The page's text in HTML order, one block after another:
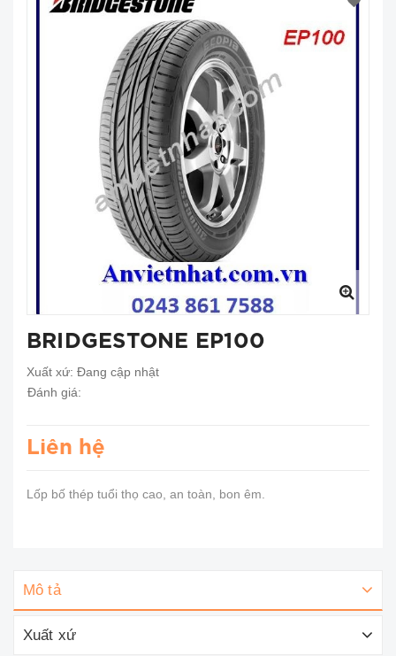
BRIDGESTONE EP100
Xuất xứ: Đang cập nhật
Đánh giá:
Liên hệ
Lốp bố thép tuổi thọ cao, an toàn, bon êm.
Mô tả
Xuất xứ